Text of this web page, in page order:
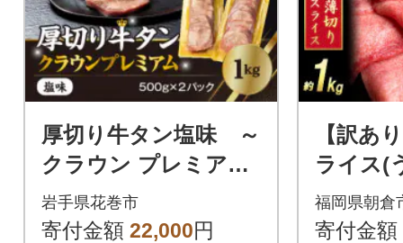
厚切り牛タン塩味 ～
クラウン プレミアム
～ 1kg(500g×2P)
岩手県花巻市
寄付金額 22,000円
【訳あ
ライス(
仕込み
2パック)
福岡県朝倉
寄付金額